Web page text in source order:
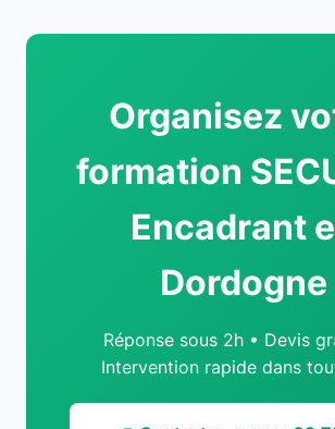
Organisez
formation
Encadrant
Dordogne
Réponse sous 2h • Devis
Intervention rapide dans